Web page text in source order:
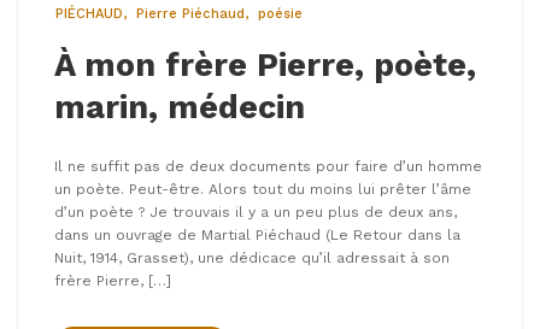
PIÉCHAUD
Pierre Piéchaud poésie
À mon frère Pierre, poète,
marin, médecin
Il ne suffit pas de deux documents pour faire d’un homme
un poète. Peut-être. Alors tout du moins lui prêter l’âme
d’un poète ? Je trouvais il y a un peu plus de deux ans,
dans un ouvrage de Martial Piéchaud (Le Retour dans la
Nuit, 1914, Grasset), une dédicace qu’il adressait à son
frère Pierre, […]